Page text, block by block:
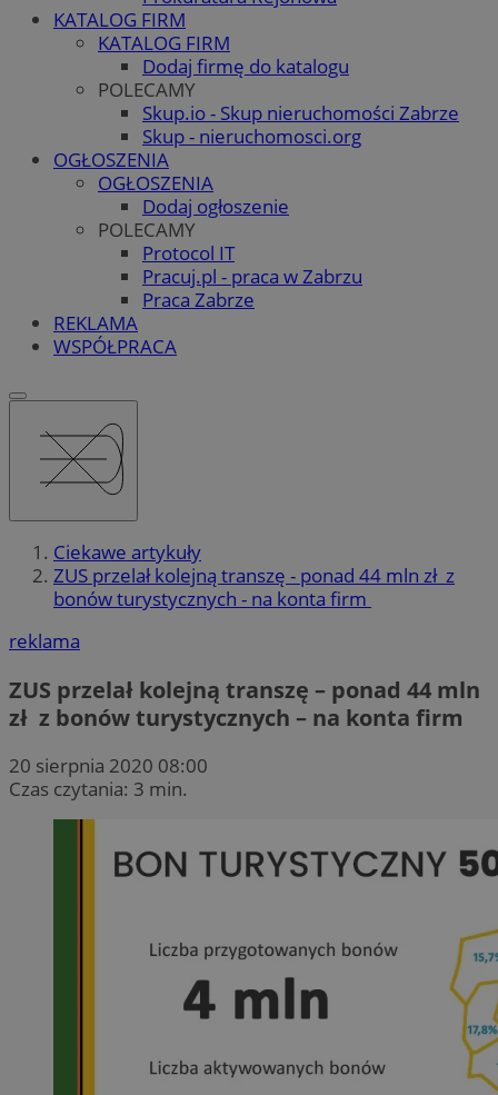
KATALOG FIRM
KATALOG FIRM
Dodaj firmę do katalogu
POLECAMY
Skup.io - Skup nieruchomości Zabrze
Skup - nieruchomosci.org
OGŁOSZENIA
OGŁOSZENIA
Dodaj ogłoszenie
POLECAMY
Protocol IT
Pracuj.pl - praca w Zabrzu
Praca Zabrze
REKLAMA
WSPÓŁPRACA
Ciekawe artykuły
ZUS przelał kolejną transzę - ponad 44 mln zł z
bonów turystycznych - na konta firm
reklama
ZUS przelał kolejną transzę – ponad 44 mln
zł z bonów turystycznych – na konta firm
20 sierpnia 2020 08:00
Czas czytania: 3 min.